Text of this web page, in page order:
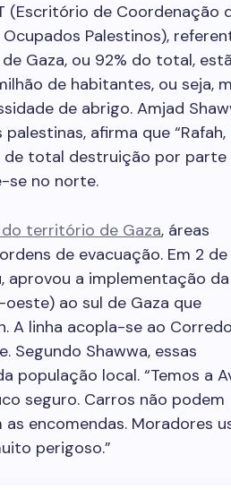
(Escritório de Coordenação
Palestinos),
Gaza, ou 92% do total,
de habitantes, ou seja,
de abrigo. Amjad
afirma que “Rafah,
total destruição por parte
se no norte.
território de Gaza, áreas
de evacuação. Em 2 de
aprovou a implementação da
ao sul de Gaza que
A linha acopla-se ao
Segundo Shawwa, essas
local. “Temos a
seguro. Carros não podem
encomendas. Moradores
perigoso.”